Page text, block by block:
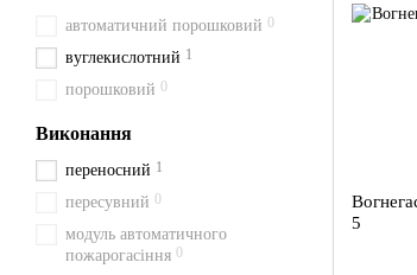
5
автоматичний порошковий 0
вуглекислотний 1
порошковий 0
Виконання
переносний 1
пересувний 0
модуль автоматичного
пожарогасіння 0